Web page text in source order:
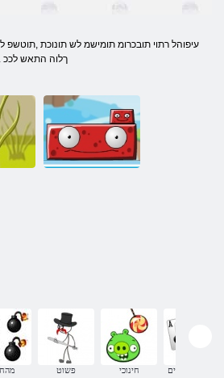
ךלוה התאש לככ
פשוט חינוכי משחקי קלפים